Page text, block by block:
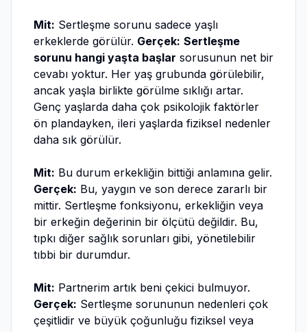
Mit: Sertleşme sorunu sadece yaşlı
erkeklerde görülür. Gerçek: Sertleşme
sorunu hangi yaşta başlar sorusunun net bir
cevabı yoktur. Her yaş grubunda görülebilir,
ancak yaşla birlikte görülme sıklığı artar.
Genç yaşlarda daha çok psikolojik faktörler
ön plandayken, ileri yaşlarda fiziksel nedenler
daha sık görülür.
Mit: Bu durum erkekliğin bittiği anlamına gelir.
Gerçek: Bu, yaygın ve son derece zararlı bir
mittir. Sertleşme fonksiyonu, erkekliğin veya
bir erkeğin değerinin bir ölçütü değildir. Bu,
tıpkı diğer sağlık sorunları gibi, yönetilebilir
tıbbi bir durumdur.
Mit: Partnerim artık beni çekici bulmuyor.
Gerçek: Sertleşme sorununun nedenleri çok
çeşitlidir ve büyük çoğunluğu fiziksel veya